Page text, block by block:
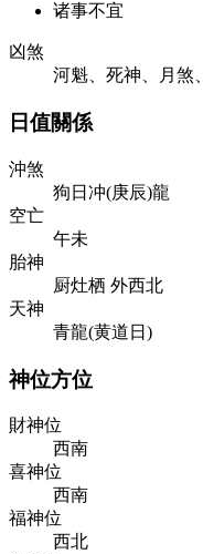
诸事不宜
凶煞
河魁、死神、月煞
日值關係
沖煞
狗日冲(庚辰)龍
空亡
午未
胎神
厨灶栖 外西北
天神
青龍(黄道日)
神位方位
財神位
西南
喜神位
西南
福神位
西北